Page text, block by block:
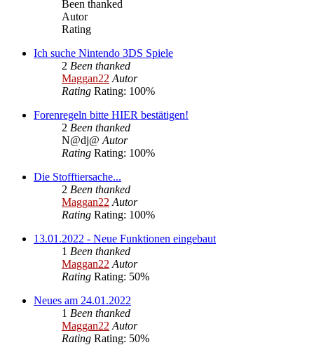
Been thanked
Autor
Rating
Ich suche Nintendo 3DS Spiele
2 Been thanked
Maggan22 Autor
Rating Rating: 100%
Forenregeln bitte HIER bestätigen!
2 Been thanked
N@dj@ Autor
Rating Rating: 100%
Die Stofftiersache...
2 Been thanked
Maggan22 Autor
Rating Rating: 100%
13.01.2022 - Neue Funktionen eingebaut
1 Been thanked
Maggan22 Autor
Rating Rating: 50%
Neues am 24.01.2022
1 Been thanked
Maggan22 Autor
Rating Rating: 50%